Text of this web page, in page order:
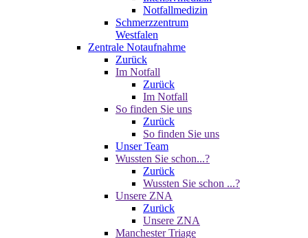
Notfallmedizin
Schmerzzentrum
Westfalen
Zentrale Notaufnahme
Zurück
Im Notfall
Zurück
Im Notfall
So finden Sie uns
Zurück
So finden Sie uns
Unser Team
Wussten Sie schon...?
Zurück
Wussten Sie schon ...?
Unsere ZNA
Zurück
Unsere ZNA
Manchester Triage